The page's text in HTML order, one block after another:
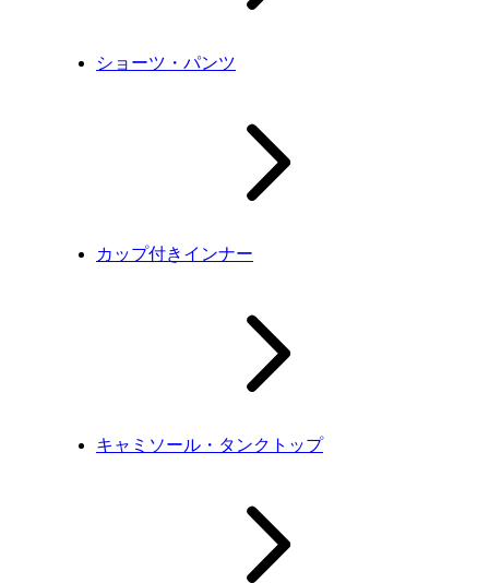
ショーツ・パンツ
カップ付きインナー
キャミソール・タンクトップ